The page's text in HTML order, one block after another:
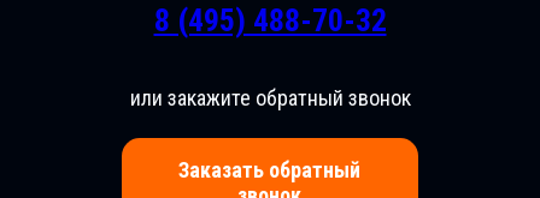
8 (495) 488-70-32
или закажите обратный звонок
Заказать обратный